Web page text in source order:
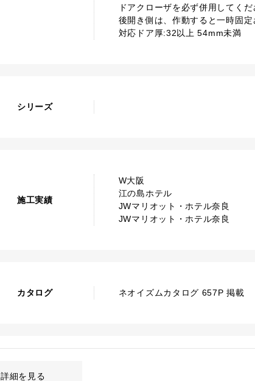
ドアクローザを必ず併用してく
後開き側は、作動すると一時固
対応ドア厚:32以上 54mm未満
シリーズ
施工実績
W大阪
江の島ホテル
JWマリオット・ホテル奈良
JWマリオット・ホテル奈良
カタログ ネオイズムカタログ 657P 掲載
詳細を見る